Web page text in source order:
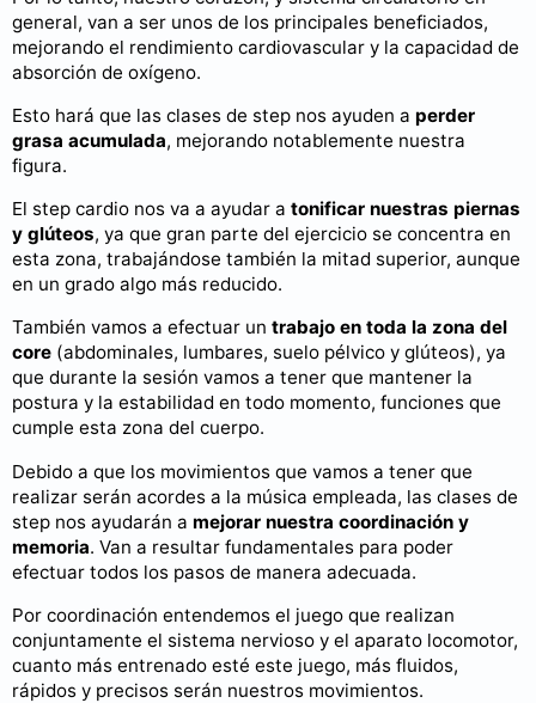
general, van a ser unos de los principales beneficiados,
mejorando el rendimiento cardiovascular y la capacidad de
absorción de oxígeno.
Esto hará que las clases de step nos ayuden a perder
grasa acumulada, mejorando notablemente nuestra
figura.
El step cardio nos va a ayudar a tonificar nuestras piernas
y glúteos, ya que gran parte del ejercicio se concentra en
esta zona, trabajándose también la mitad superior, aunque
en un grado algo más reducido.
También vamos a efectuar un trabajo en toda la zona del
core (abdominales, lumbares, suelo pélvico y glúteos), ya
que durante la sesión vamos a tener que mantener la
postura y la estabilidad en todo momento, funciones que
cumple esta zona del cuerpo.
Debido a que los movimientos que vamos a tener que
realizar serán acordes a la música empleada, las clases de
step nos ayudarán a mejorar nuestra coordinación y
memoria. Van a resultar fundamentales para poder
efectuar todos los pasos de manera adecuada.
Por coordinación entendemos el juego que realizan
conjuntamente el sistema nervioso y el aparato locomotor,
cuanto más entrenado esté este juego, más fluidos,
rápidos y precisos serán nuestros movimientos.